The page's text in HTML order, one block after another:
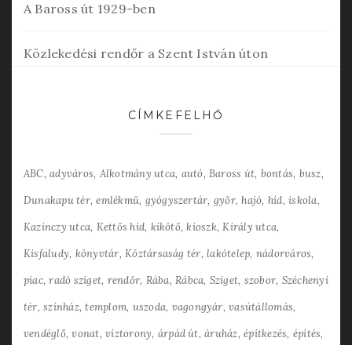
A Baross út 1929-ben
Közlekedési rendőr a Szent István úton
CÍMKEFELHŐ
ABC adyváros Alkotmány utca autó Baross út bontás busz
Dunakapu tér emlékmű gyógyszertár győr hajó híd iskola
Kazinczy utca Kettős híd kikötő kioszk Király utca
Kisfaludy könyvtár Köztársaság tér lakótelep nádorváros
piac radó sziget rendőr Rába Rábca Sziget szobor Széchenyi
tér színház templom uszoda vagongyár vasútállomás
vendéglő vonat víztorony árpád út áruház építkezés építés